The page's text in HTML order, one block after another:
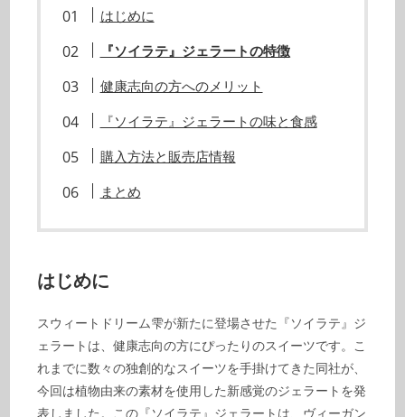
はじめに
『ソイラテ』ジェラートの特徴
健康志向の方へのメリット
『ソイラテ』ジェラートの味と食感
購入方法と販売店情報
まとめ
はじめに
スウィートドリーム雫が新たに登場させた『ソイラテ』ジ
ェラートは、健康志向の方にぴったりのスイーツです。こ
れまでに数々の独創的なスイーツを手掛けてきた同社が、
今回は植物由来の素材を使用した新感覚のジェラートを発
表しました。この『ソイラテ』ジェラートは、ヴィーガン